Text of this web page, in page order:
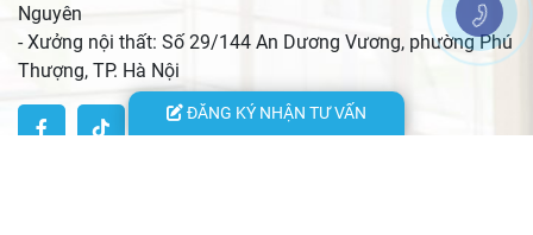
Nguyên
- Xưởng nội thất: Số 29/144 An Dương Vương, phường Phú
Thượng, TP. Hà Nội
ĐĂNG KÝ NHẬN TƯ VẤN